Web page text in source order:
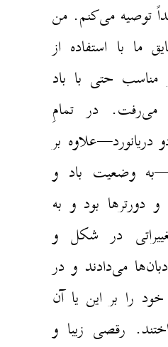
توصیه می‌کنم. من
ما با استفاده از
مناسب حتی با باد
می‌رفت. در تمامِ
بر
وضعیت باد و
دورترها بود و به
در شکل و
می‌دادند و در
را بر این یا آن
رقصی زیبا و